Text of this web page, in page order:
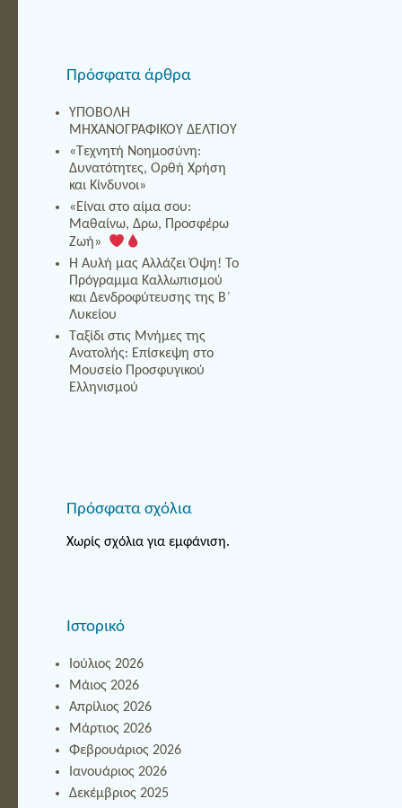
Πρόσφατα άρθρα
ΥΠΟΒΟΛΗ
ΜΗΧΑΝΟΓΡΑΦΙΚΟΥ ΔΕΛΤΙΟΥ
«Τεχνητή Νοημοσύνη:
Δυνατότητες, Ορθή Χρήση
και Κίνδυνοι»
«Είναι στο αίμα σου:
Μαθαίνω, Δρω, Προσφέρω
Ζωή»
Η Αυλή μας Αλλάζει Όψη! Το
Πρόγραμμα Καλλωπισμού
και Δενδροφύτευσης της Β΄
Λυκείου
Ταξίδι στις Μνήμες της
Ανατολής: Επίσκεψη στο
Μουσείο Προσφυγικού
Ελληνισμού
Πρόσφατα σχόλια
Χωρίς σχόλια για εμφάνιση.
Ιστορικό
Ιούλιος 2026
Μάιος 2026
Απρίλιος 2026
Μάρτιος 2026
Φεβρουάριος 2026
Ιανουάριος 2026
Δεκέμβριος 2025